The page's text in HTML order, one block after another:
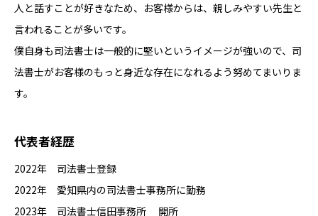
人と話すことが好きなため、お客様からは、親しみやすい先生と
言われることが多いです。
僕自身も司法書士は一般的に堅いというイメージが強いので、司
法書士がお客様のもっと身近な存在になれるよう努めてまいりま
す。
代表者経歴
2022年 司法書士登録
2022年 愛知県内の司法書士事務所に勤務
2023年 司法書士信田事務所 開所